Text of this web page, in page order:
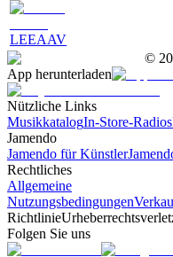
LEEAAV
©
App herunterladen
Nützliche Links
MusikkatalogIn-Store-Radios
Jamendo
Jamendo für Künstler
Rechtliches
Allgemeine
Nutzungsbedingungen
Richtlinie
Folgen Sie uns